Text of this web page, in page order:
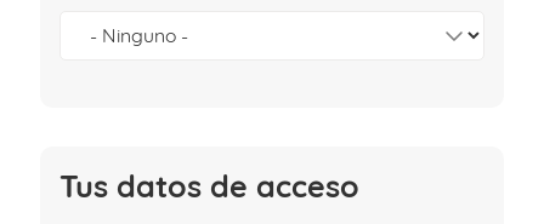
Tus datos de acceso